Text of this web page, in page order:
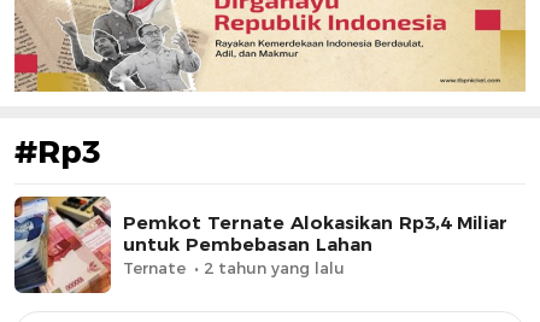
#Rp3
Pemkot Ternate Alokasikan Rp3,4 Miliar
untuk Pembebasan Lahan
Ternate 2 tahun yang lalu